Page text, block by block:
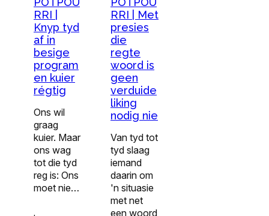
RRI |
Knyp tyd
af in
besige
program
en kuier
régtig
Ons wil
graag
kuier. Maar
ons wag
tot die tyd
reg is: Ons
moet nie…
RRI | Met
presies
die
regte
woord is
geen
verduide
liking
nodig nie
Van tyd tot
tyd slaag
iemand
daarin om
'n situasie
met net
een woord